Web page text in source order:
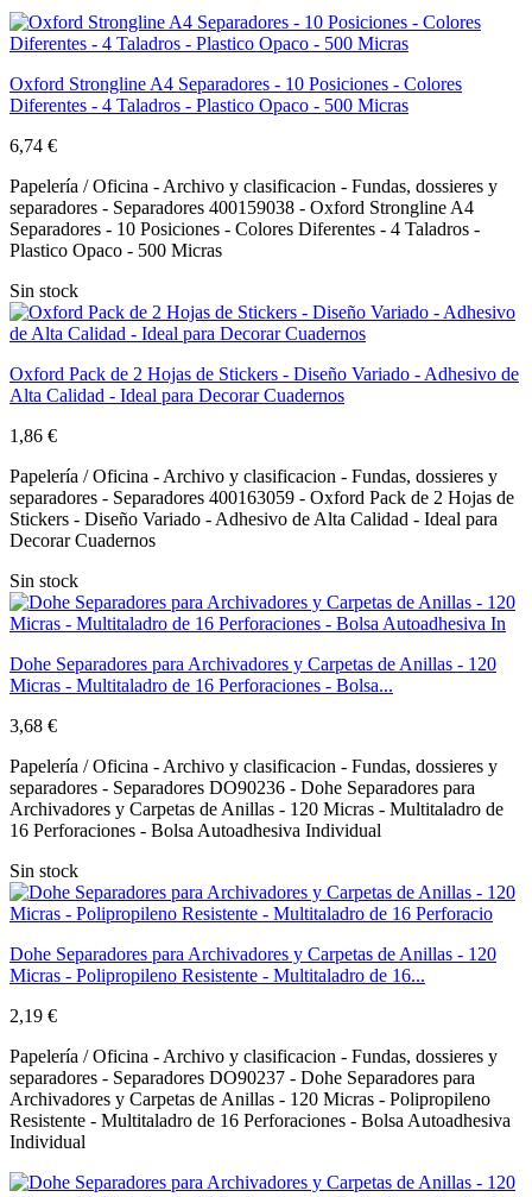
Oxford Strongline A4 Separadores - 10 Posiciones - Colores
Diferentes - 4 Taladros - Plastico Opaco - 500 Micras
6,74 €
Papelería / Oficina - Archivo y clasificacion - Fundas, dossieres y
separadores - Separadores 400159038 - Oxford Strongline A4
Separadores - 10 Posiciones - Colores Diferentes - 4 Taladros -
Plastico Opaco - 500 Micras
Sin stock
Oxford Pack de 2 Hojas de Stickers - Diseño Variado - Adhesivo de
Alta Calidad - Ideal para Decorar Cuadernos
1,86 €
Papelería / Oficina - Archivo y clasificacion - Fundas, dossieres y
separadores - Separadores 400163059 - Oxford Pack de 2 Hojas de
Stickers - Diseño Variado - Adhesivo de Alta Calidad - Ideal para
Decorar Cuadernos
Sin stock
Dohe Separadores para Archivadores y Carpetas de Anillas - 120
Micras - Multitaladro de 16 Perforaciones - Bolsa...
3,68 €
Papelería / Oficina - Archivo y clasificacion - Fundas, dossieres y
separadores - Separadores DO90236 - Dohe Separadores para
Archivadores y Carpetas de Anillas - 120 Micras - Multitaladro de
16 Perforaciones - Bolsa Autoadhesiva Individual
Sin stock
Dohe Separadores para Archivadores y Carpetas de Anillas - 120
Micras - Polipropileno Resistente - Multitaladro de 16...
2,19 €
Papelería / Oficina - Archivo y clasificacion - Fundas, dossieres y
separadores - Separadores DO90237 - Dohe Separadores para
Archivadores y Carpetas de Anillas - 120 Micras - Polipropileno
Resistente - Multitaladro de 16 Perforaciones - Bolsa Autoadhesiva
Individual